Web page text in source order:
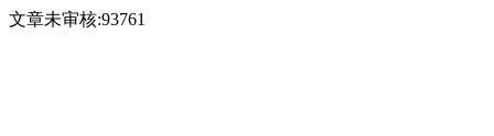
文章未审核:93761